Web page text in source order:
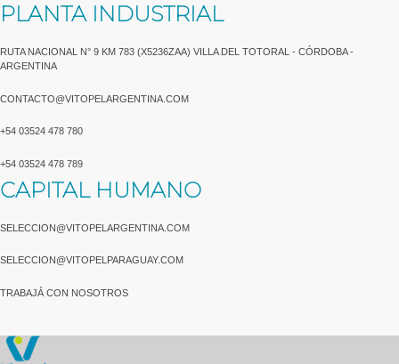
PLANTA INDUSTRIAL
RUTA NACIONAL N° 9 KM 783 (X5236ZAA) VILLA DEL TOTORAL - CÓRDOBA -
ARGENTINA
CONTACTO@VITOPELARGENTINA.COM
+54 03524 478 780​
+54 03524 478 789​
CAPITAL HUMANO
SELECCION@VITOPELARGENTINA.COM
SELECCION@VITOPELPARAGUAY.COM
TRABAJÁ CON NOSOTROS